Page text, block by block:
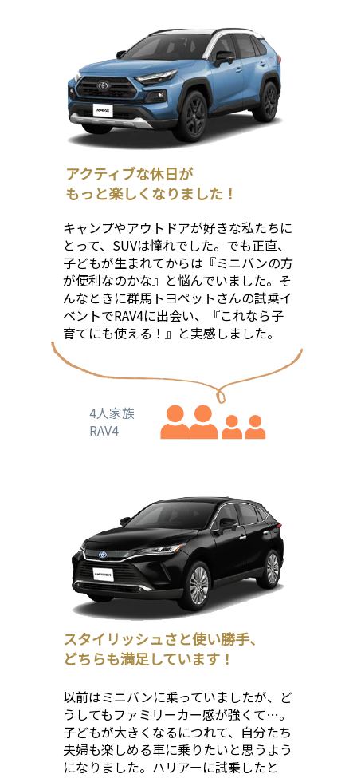
キャンプやアウトドアが好きな私たちに
とって、SUVは憧れでした。でも正直、
子どもが生まれてからは『ミニバンの方
が便利なのかな』と悩んでいました。そ
んなときに群馬トヨペットさんの試乗イ
ベントでRAV4に出会い、『これなら子
育てにも使える！』と実感しました。
以前はミニバンに乗っていましたが、ど
うしてもファミリーカー感が強くて…。
子どもが大きくなるにつれて、自分たち
夫婦も楽しめる車に乗りたいと思うよう
になりました。ハリアーに試乗したと
スタイリッシュさと使い勝手、
﻿どちらも満足しています！
アクティブな休日が
﻿もっと楽しくなりました！
4人家族
RAV4